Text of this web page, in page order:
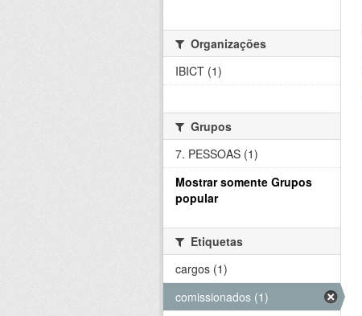
Organizações
IBICT (1)
Grupos
7. PESSOAS (1)
Mostrar somente Grupos
popular
Etiquetas
cargos (1)
comissionados (1)